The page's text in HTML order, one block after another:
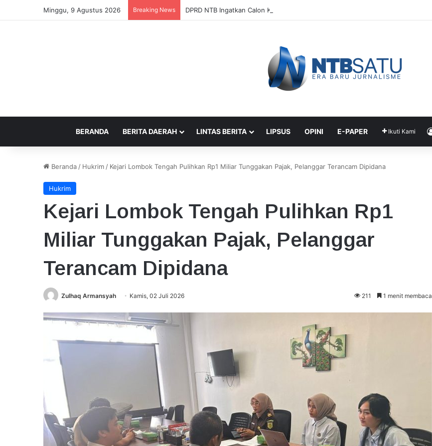
Minggu, 9 Agustus 2026 Breaking News DPRD NTB Ingatkan Calon Ketua KONI Tak Bergantung pada APBD
BERANDA BERITA DAERAH LINTAS BERITA LIPSUS OPINI E-PAPER Ikuti Kami
Beranda / Hukrim / Kejari Lombok Tengah Pulihkan Rp1 Miliar Tunggakan Pajak, Pelanggar Terancam Dipidana
Hukrim
Kejari Lombok Tengah Pulihkan Rp1
Miliar Tunggakan Pajak, Pelanggar
Terancam Dipidana
Zulhaq Armansyah Kamis, 02 Juli 2026 211 1 menit membaca